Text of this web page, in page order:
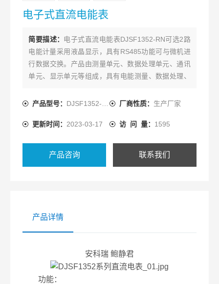
电子式直流电能表
简要描述： 电子式直流电能表DJSF1352-RN可选2路
电能计量采用液晶显示，具有RS485功能可与微机进
行数据交换。产品由测量单元、数据处理单元、通讯
单元、显示单元等组成，具有电能测量、数据处理、
产品型号： DJSF1352-RN 厂商性质： 生产厂家
更新时间： 2023-03-17 访 问 量： 1595
产品咨询 联系我们
产品详情
安科瑞 鲍静君
功能：